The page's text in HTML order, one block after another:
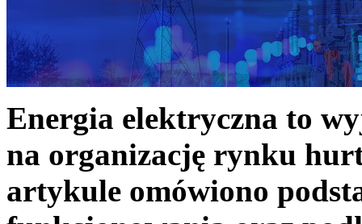
Energia elektryczna to
na organizację rynku
artykule omówiono